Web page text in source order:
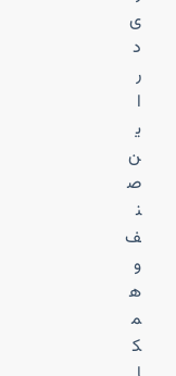
ی
د
ر
ا
ی
ن
ص
ن
ف
و
ه
م
ک